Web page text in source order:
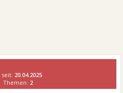
seit: 20.04.2025
Themen: 2